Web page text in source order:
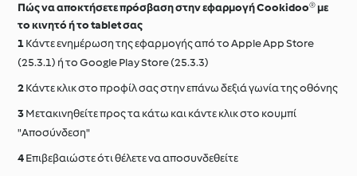
Πώς να αποκτήσετε πρόσβαση στην εφαρμογή Cookidoo® με
το κινητό ή το tablet σας
Κάντε ενημέρωση της εφαρμογής από το Apple App Store
(25.3.1) ή το Google Play Store (25.3.3)
Κάντε κλικ στο προφίλ σας στην επάνω δεξιά γωνία της οθόνης
Μετακινηθείτε προς τα κάτω και κάντε κλικ στο κουμπί
"Aποσύνδεση"
Επιβεβαιώστε ότι θέλετε να αποσυνδεθείτε